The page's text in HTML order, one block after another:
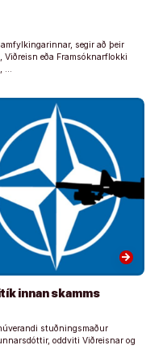
segir að þeir
eða Framsóknarflokki
…
arrow_forward
innan skamms
stuðningsmaður
oddviti Viðreisnar og